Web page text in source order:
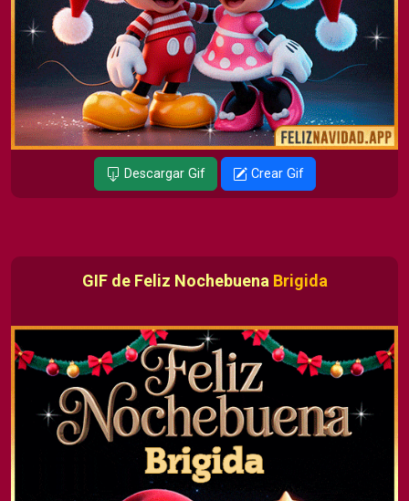
Descargar Gif Crear Gif
GIF de Feliz Nochebuena Brigida